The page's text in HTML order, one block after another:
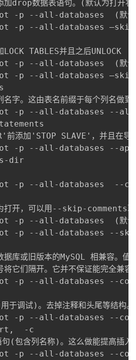
添加drop数据表语句。(默认为
-p --all-databases  (默认
-p --all-databases
LOCK TABLES并且之后
-p --all-databases  (默认添
-p --all-databases –skip-
名字。这由表名前缀于每个列名做到
-p --all-databases --
前添加'STOP SLAVE'，并且在
-p --all-databases --
dir
-p --all-databases  --
打开，可以用--skip-comments
-p --all-databases  (默认
-p --all-databases --
数据库或旧版本的MySQL 相
将它们隔开。它并不保证能完全兼容
-p --all-databases --
(用于调试)。去掉注释和头
-p --all-databases --
-c
(包含列名称)。这么做能提高插
-p --all-databases --